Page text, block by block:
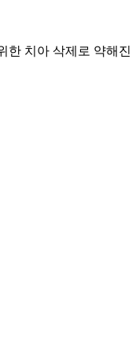
치아 삭제로 약해